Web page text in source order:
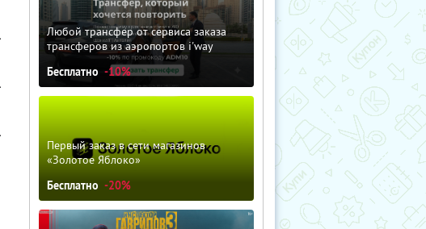
Любой трансфер от сервиса заказа
трансферов из аэропортов i'way
Бесплатно -10%
Первый заказ в сети магазинов
«Золотое Яблоко»
Бесплатно -20%